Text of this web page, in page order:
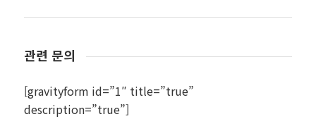
관련 문의
[gravityform id=”1″ title=”true”
description=”true”]